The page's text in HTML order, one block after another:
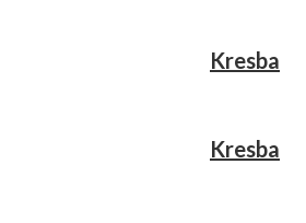
Kresba
Kresba